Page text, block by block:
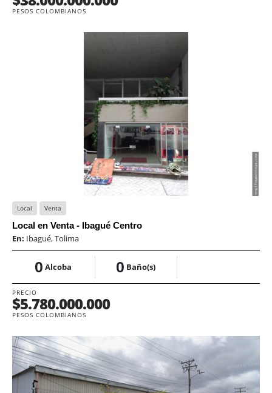
PESOS COLOMBIANOS
Local Venta
Local en Venta - Ibagué Centro
En: Ibagué, Tolima
0 Alcoba 0 Baño(s)
PRECIO
$5.780.000.000
PESOS COLOMBIANOS